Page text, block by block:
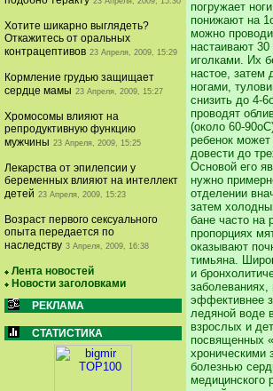
Хотите шикарно выглядеть?
Откажитесь от оральных
контрацептивов 23 Апреля, 2009, 15:29
Кормление грудью защищает
сердце мамы 23 Апреля, 2009, 15:27
Хромосомы влияют на
репродуктивную функцию
мужчины 23 Апреля, 2009, 15:25
Лекарства от эпилепсии у
беременных влияют на интеллект
детей 23 Апреля, 2009, 15:23
Возраст первого сексуального
опыта передается по
наследству 3 Апреля, 2009, 16:38
Лента новостей
Новости заголовками
РЕКЛАМА
СТАТИСТИКА
погружает
понижают на
можно
настаивают
иголками. Их
настое, затем
ногами,
снизить до 4-
проводят
(около 60-
ребенок
довести до
Основой его
нужно
отделении
затем
бане часто на
пропорциях
оказывают
тимьяна.
и
эффективнее
ледяной воде
взрослых и
посвященных
хроническими
болезнью
медицинского